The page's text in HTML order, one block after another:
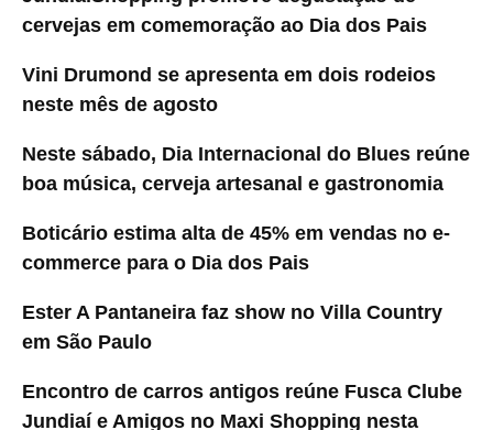
cervejas em comemoração ao Dia dos Pais
Vini Drumond se apresenta em dois rodeios
neste mês de agosto
Neste sábado, Dia Internacional do Blues reúne
boa música, cerveja artesanal e gastronomia
Boticário estima alta de 45% em vendas no e-
commerce para o Dia dos Pais
Ester A Pantaneira faz show no Villa Country
em São Paulo
Encontro de carros antigos reúne Fusca Clube
Jundiaí e Amigos no Maxi Shopping nesta